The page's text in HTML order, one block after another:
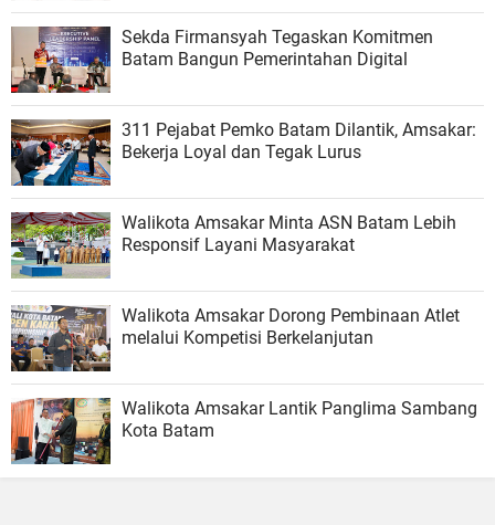
Sekda Firmansyah Tegaskan Komitmen
Batam Bangun Pemerintahan Digital
311 Pejabat Pemko Batam Dilantik, Amsakar:
Bekerja Loyal dan Tegak Lurus
Walikota Amsakar Minta ASN Batam Lebih
Responsif Layani Masyarakat
Walikota Amsakar Dorong Pembinaan Atlet
melalui Kompetisi Berkelanjutan
Walikota Amsakar Lantik Panglima Sambang
Kota Batam